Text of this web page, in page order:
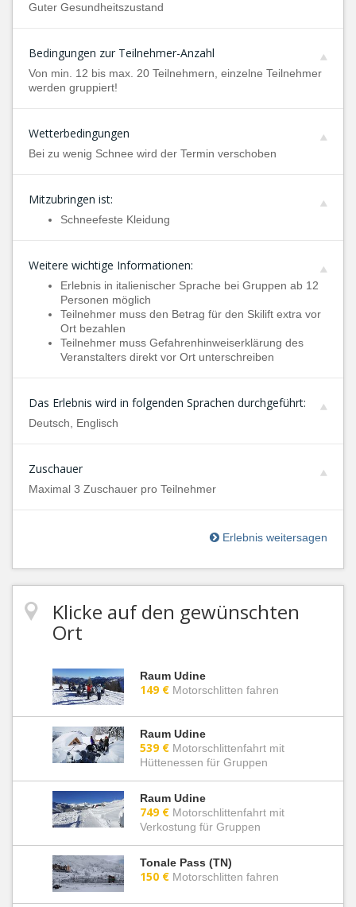
Guter Gesundheitszustand
Bedingungen zur Teilnehmer-Anzahl
Von min. 12 bis max. 20 Teilnehmern, einzelne Teilnehmer
werden gruppiert!
Wetterbedingungen
Bei zu wenig Schnee wird der Termin verschoben
Mitzubringen ist:
Schneefeste Kleidung
Weitere wichtige Informationen:
Erlebnis in italienischer Sprache bei Gruppen ab 12
Personen möglich
Teilnehmer muss den Betrag für den Skilift extra vor
Ort bezahlen
Teilnehmer muss Gefahrenhinweiserklärung des
Veranstalters direkt vor Ort unterschreiben
Das Erlebnis wird in folgenden Sprachen durchgeführt:
Deutsch, Englisch
Zuschauer
Maximal 3 Zuschauer pro Teilnehmer
Erlebnis weitersagen
Klicke auf den gewünschten
Ort
Raum Udine
149 € Motorschlitten fahren
Raum Udine
539 € Motorschlittenfahrt mit
Hüttenessen für Gruppen
Raum Udine
749 € Motorschlittenfahrt mit
Verkostung für Gruppen
Tonale Pass (TN)
150 € Motorschlitten fahren